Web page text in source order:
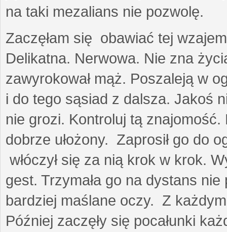
na taki mezalians nie pozwolę.
Zaczęłam się obawiać tej
Delikatna. Nerwowa. Nie zna
zawyrokował mąż. Poszaleją w
i do tego sąsiad z dalsza. Jakoś
nie grozi. Kontroluj tą
dobrze ułożony. Zaprosił go do
włóczył się za nią krok w krok.
gest. Trzymała go na dystans
bardziej maślane oczy. Z
Później zaczęły się pocałunki